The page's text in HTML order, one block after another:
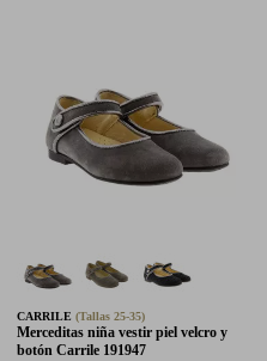
CARRILE (Tallas 25-35)
Merceditas niña vestir piel velcro y
botón Carrile 191947